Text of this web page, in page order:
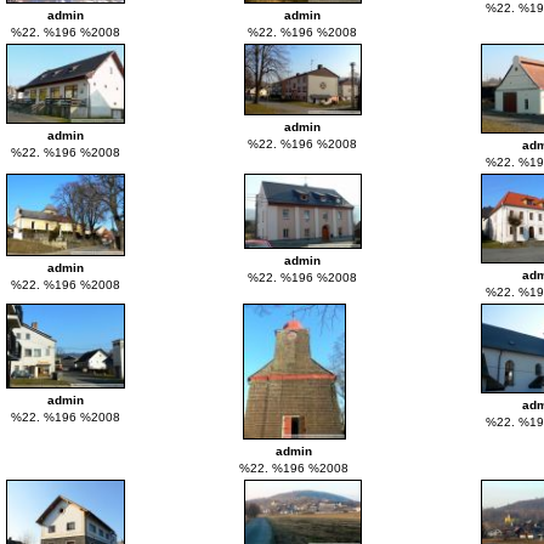
admin
%22. %196 %2008
admin
%22. %196 %2008
%22.
admin
%22. %196 %2008
admin
%22. %196 %2008
%22.
admin
%22. %196 %2008
admin
%22. %196 %2008
%22.
admin
%22. %196 %2008
admin
%22. %196 %2008
%22.